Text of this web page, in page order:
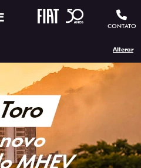
CONTATO
Alterar